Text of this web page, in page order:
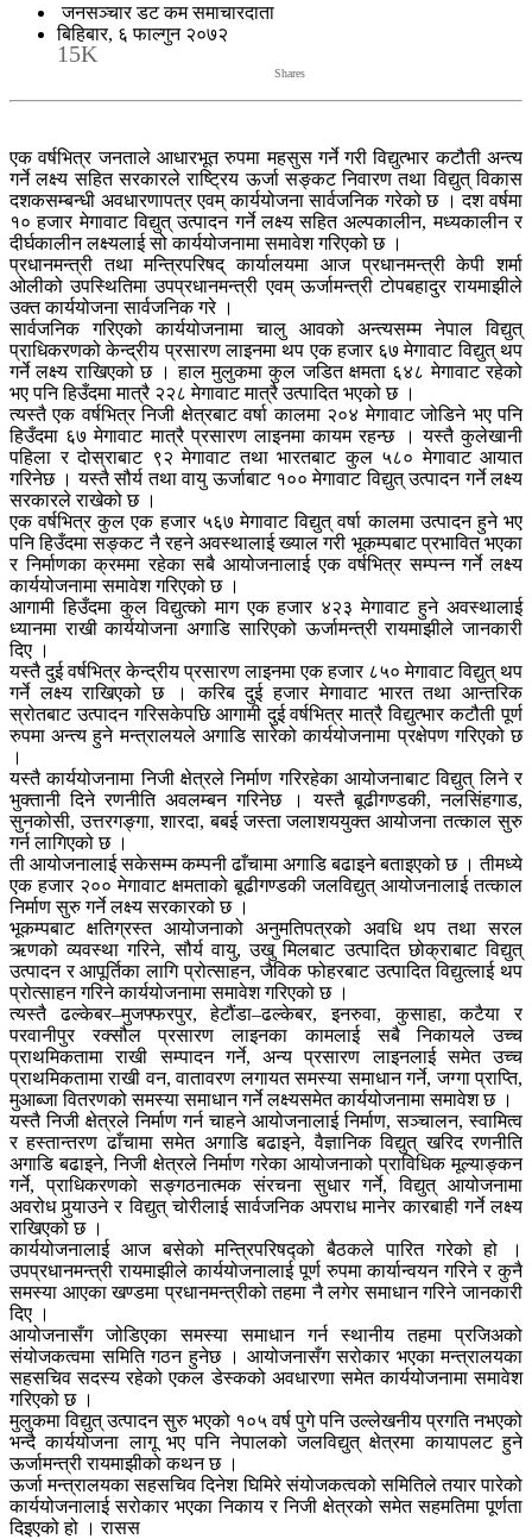
जनसञ्चार डट कम समाचारदाता
बिहिबार, ६ फाल्गुन २०७२
15K
Shares
एक वर्षभित्र जनताले आधारभूत रुपमा महसुस गर्ने गरी विद्युत्भार कटौती अन्त्य
गर्ने लक्ष्य सहित सरकारले राष्ट्रिय ऊर्जा सङ्कट निवारण तथा विद्युत् विकास
दशकसम्बन्धी अवधारणापत्र एवम् कार्ययोजना सार्वजनिक गरेको छ । दश वर्षमा
१० हजार मेगावाट विद्युत् उत्पादन गर्ने लक्ष्य सहित अल्पकालीन, मध्यकालीन र
दीर्घकालीन लक्ष्यलाई सो कार्ययोजनामा समावेश गरिएको छ ।
प्रधानमन्त्री तथा मन्त्रिपरिषद् कार्यालयमा आज प्रधानमन्त्री केपी शर्मा
ओलीको उपस्थितिमा उपप्रधानमन्त्री एवम् ऊर्जामन्त्री टोपबहादुर रायमाझीले
उक्त कार्ययोजना सार्वजनिक गरे ।
सार्वजनिक गरिएको कार्ययोजनामा चालु आवको अन्त्यसम्म नेपाल विद्युत्
प्राधिकरणको केन्द्रीय प्रसारण लाइनमा थप एक हजार ६७ मेगावाट विद्युत् थप
गर्ने लक्ष्य राखिएको छ । हाल मुलुकमा कुल जडित क्षमता ६४८ मेगावाट रहेको
भए पनि हिउँदमा मात्रै २२८ मेगावाट मात्रै उत्पादित भएको छ ।
त्यस्तै एक वर्षभित्र निजी क्षेत्रबाट वर्षा कालमा २०४ मेगावाट जोडिने भए पनि
हिउँदमा ६७ मेगावाट मात्रै प्रसारण लाइनमा कायम रहन्छ । यस्तै कुलेखानी
पहिला र दोस्राबाट ९२ मेगावाट तथा भारतबाट कुल ५८० मेगावाट आयात
गरिनेछ । यस्तै सौर्य तथा वायु ऊर्जाबाट १०० मेगावाट विद्युत् उत्पादन गर्ने लक्ष्य
सरकारले राखेको छ ।
एक वर्षभित्र कुल एक हजार ५६७ मेगावाट विद्युत् वर्षा कालमा उत्पादन हुने भए
पनि हिउँदमा सङ्कट नै रहने अवस्थालाई ख्याल गरी भूकम्पबाट प्रभावित भएका
र निर्माणका क्रममा रहेका सबै आयोजनालाई एक वर्षभित्र सम्पन्न गर्ने लक्ष्य
कार्ययोजनामा समावेश गरिएको छ ।
आगामी हिउँदमा कुल विद्युत्को माग एक हजार ४२३ मेगावाट हुने अवस्थालाई
ध्यानमा राखी कार्ययोजना अगाडि सारिएको ऊर्जामन्त्री रायमाझीले जानकारी
दिए ।
यस्तै दुई वर्षभित्र केन्द्रीय प्रसारण लाइनमा एक हजार ८५० मेगावाट विद्युत् थप
गर्ने लक्ष्य राखिएको छ । करिब दुई हजार मेगावाट भारत तथा आन्तरिक
स्रोतबाट उत्पादन गरिसकेपछि आगामी दुई वर्षभित्र मात्रै विद्युत्भार कटौती पूर्ण
रुपमा अन्त्य हुने मन्त्रालयले अगाडि सारेको कार्ययोजनामा प्रक्षेपण गरिएको छ
।
यस्तै कार्ययोजनामा निजी क्षेत्रले निर्माण गरिरहेका आयोजनाबाट विद्युत् लिने र
भुक्तानी दिने रणनीति अवलम्बन गरिनेछ । यस्तै बूढीगण्डकी, नलसिंहगाड,
सुनकोसी, उत्तरगङ्गा, शारदा, बबई जस्ता जलाशययुक्त आयोजना तत्काल सुरु
गर्न लागिएको छ ।
ती आयोजनालाई सकेसम्म कम्पनी ढाँचामा अगाडि बढाइने बताइएको छ । तीमध्ये
एक हजार २०० मेगावाट क्षमताको बूढीगण्डकी जलविद्युत् आयोजनालाई तत्काल
निर्माण सुरु गर्ने लक्ष्य सरकारको छ ।
भूकम्पबाट क्षतिग्रस्त आयोजनाको अनुमतिपत्रको अवधि थप तथा सरल
ऋणको व्यवस्था गरिने, सौर्य वायु, उखु मिलबाट उत्पादित छोक्राबाट विद्युत्
उत्पादन र आपूर्तिका लागि प्रोत्साहन, जैविक फोहरबाट उत्पादित विद्युत्लाई थप
प्रोत्साहन गरिने कार्ययोजनामा समावेश गरिएको छ ।
त्यस्तै ढल्केबर–मुजफ्फरपुर, हेटौंडा–ढल्केबर, इनरुवा, कुसाहा, कटैया र
परवानीपुर रक्सौल प्रसारण लाइनका कामलाई सबै निकायले उच्च
प्राथमिकतामा राखी सम्पादन गर्ने, अन्य प्रसारण लाइनलाई समेत उच्च
प्राथमिकतामा राखी वन, वातावरण लगायत समस्या समाधान गर्ने, जग्गा प्राप्ति,
मुआब्जा वितरणको समस्या समाधान गर्ने लक्ष्यसमेत कार्ययोजनामा समावेश छ ।
यस्तै निजी क्षेत्रले निर्माण गर्न चाहने आयोजनालाई निर्माण, सञ्चालन, स्वामित्व
र हस्तान्तरण ढाँचामा समेत अगाडि बढाइने, वैज्ञानिक विद्युत् खरिद रणनीति
अगाडि बढाइने, निजी क्षेत्रले निर्माण गरेका आयोजनाको प्राविधिक मूल्याङ्कन
गर्ने, प्राधिकरणको सङ्गठनात्मक संरचना सुधार गर्ने, विद्युत् आयोजनामा
अवरोध पुर्‍याउने र विद्युत् चोरीलाई सार्वजनिक अपराध मानेर कारबाही गर्ने लक्ष्य
राखिएको छ ।
कार्ययोजनालाई आज बसेको मन्त्रिपरिषद्को बैठकले पारित गरेको हो ।
उपप्रधानमन्त्री रायमाझीले कार्ययोजनालाई पूर्ण रुपमा कार्यान्वयन गरिने र कुनै
समस्या आएका खण्डमा प्रधानमन्त्रीको तहमा नै लगेर समाधान गरिने जानकारी
दिए ।
आयोजनासँग जोडिएका समस्या समाधान गर्न स्थानीय तहमा प्रजिअको
संयोजकत्वमा समिति गठन हुनेछ । आयोजनासँग सरोकार भएका मन्त्रालयका
सहसचिव सदस्य रहेको एकल डेस्कको अवधारणा समेत कार्ययोजनामा समावेश
गरिएको छ ।
मुलुकमा विद्युत् उत्पादन सुरु भएको १०५ वर्ष पुगे पनि उल्लेखनीय प्रगति नभएको
भन्दै कार्ययोजना लागू भए पनि नेपालको जलविद्युत् क्षेत्रमा कायापलट हुने
ऊर्जामन्त्री रायमाझीको कथन छ ।
ऊर्जा मन्त्रालयका सहसचिव दिनेश घिमिरे संयोजकत्वको समितिले तयार पारेको
कार्ययोजनालाई सरोकार भएका निकाय र निजी क्षेत्रको समेत सहमतिमा पूर्णता
दिइएको हो । रासस